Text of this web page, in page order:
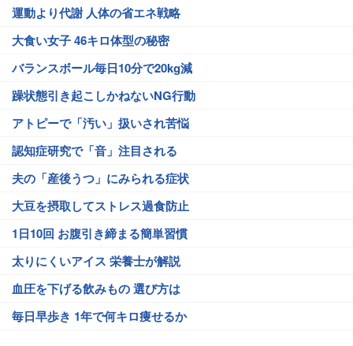
運動より代謝 人体の省エネ戦略
大食い女子 46キロ体型の秘密
バランスボール毎日10分で20kg減
躁状態引き起こしかねないNG行動
アトピーで「汚い」扱いされ苦悩
認知症研究で「音」注目される
夫の「産後うつ」にみられる症状
大豆を摂取してストレス過食防止
1日10回 お腹引き締まる簡単習慣
太りにくいアイス 栄養士が解説
血圧を下げる飲みもの 選び方は
毎日早歩き 1年で何キロ痩せるか